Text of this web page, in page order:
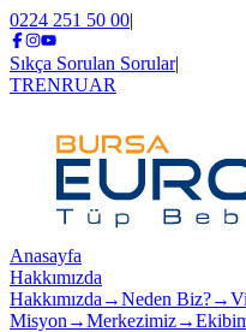
0224 251 50 00|
Sıkça Sorulan Sorular|
TRENRUAR
Anasayfa
Hakkımızda
Hakkımızda →Neden Biz?→
Misyon →Merkezimiz→